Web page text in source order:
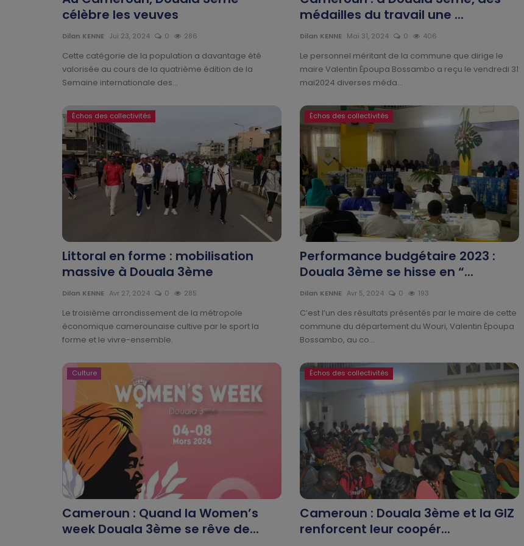
célèbre les veuves
Dilan KENNE Jui 23, 2024 0 286
Cette catégorie de la population a davantage été
valorisée au cours de la quatrième édition de la
Semaine internationale des...
médailles du travail une ...
Dilan KENNE Mai 31, 2024 0 406
Le personnel méritant de la commune que dirige le
maire Valentin Époupa Bossambo a reçu le vendredi 31
mai2024 diverses méda...
Échos des collectivités
Littoral en forme : mobilisation
massive à Douala 3ème
Dilan KENNE Avr 27, 2024 0 285
Le troisième arrondissement de la métropole
économique camerounaise cultive par le sport la
forme et le vivre-ensemble.
Échos des collectivités
Performance budgétaire 2023 :
Douala 3ème se hisse en “...
Dilan KENNE Avr 5, 2024 0 193
C’est l’un des résultats présentés par le maire de cette
commune du département du Wouri, Valentin Èpoupa
Bossambo, au co...
Culture
Cameroun : Quand la Women’s
week Douala 3ème se rêve de...
Échos des collectivités
Cameroun : Douala 3ème et la GIZ
renforcent leur coopér...